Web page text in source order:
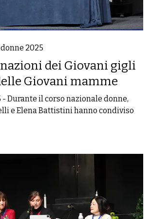
2025
dei Giovani gigli
Giovani mamme
- Durante il corso nazionale donne,
e Elena Battistini hanno condiviso